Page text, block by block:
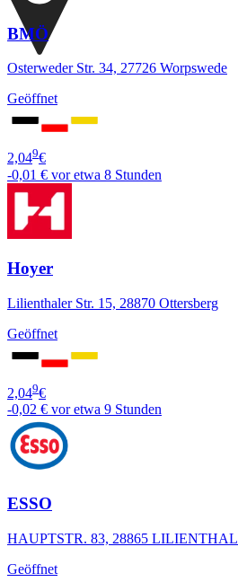
BMÖ
Osterweder Str. 34, 27726 Worpswede
Geöffnet
2,049€
-0,01 € vor etwa 8 Stunden
Hoyer
Lilienthaler Str. 15, 28870 Ottersberg
Geöffnet
2,049€
-0,02 € vor etwa 9 Stunden
ESSO
HAUPTSTR. 83, 28865 LILIENTHAL
Geöffnet